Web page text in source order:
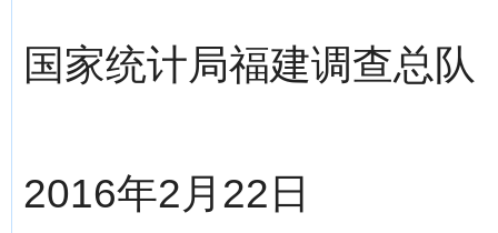
国家统计局福建调查总队
2016年2月22日